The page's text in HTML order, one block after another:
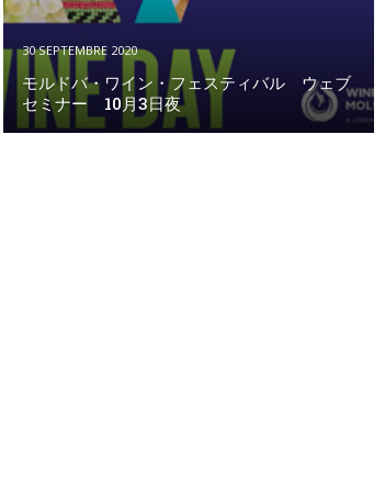
30 SEPTEMBRE 2020
モルドバ・ワイン・フェスティバル ウェブ
セミナー 10月3日夜